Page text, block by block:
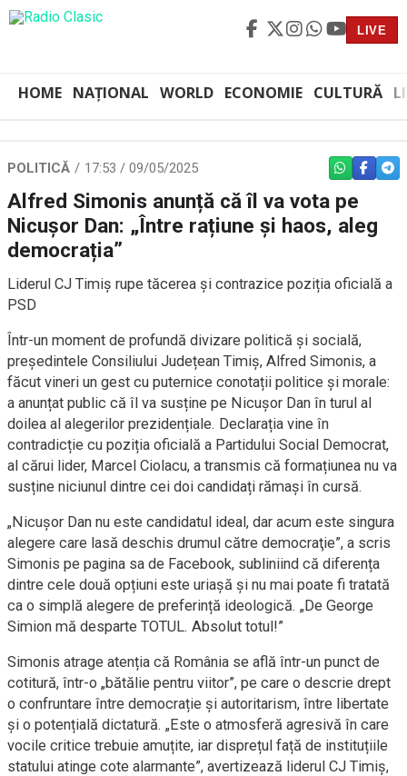
LIVE
HOME NAȚIONAL WORLD ECONOMIE CULTURĂ
POLITICĂ 17:53 / 09/05/2025 WHATSAPP
Alfred Simonis anunță că îl va vota pe
Nicușor Dan: „Între rațiune și haos, aleg
democrația”
Liderul CJ Timiș rupe tăcerea și contrazice poziția oficială a
PSD
Într-un moment de profundă divizare politică și socială,
președintele Consiliului Județean Timiș, Alfred Simonis, a
făcut vineri un gest cu puternice conotații politice și morale:
a anunțat public că îl va susține pe Nicușor Dan în turul al
doilea al alegerilor prezidențiale. Declarația vine în
contradicție cu poziția oficială a Partidului Social Democrat,
al cărui lider, Marcel Ciolacu, a transmis că formațiunea nu va
susține niciunul dintre cei doi candidați rămași în cursă.
„Nicuşor Dan nu este candidatul ideal, dar acum este singura
alegere care lasă deschis drumul către democraţie”, a scris
Simonis pe pagina sa de Facebook, subliniind că diferența
dintre cele două opțiuni este uriașă și nu mai poate fi tratată
ca o simplă alegere de preferință ideologică. „De George
Simion mă desparte TOTUL. Absolut totul!”
Simonis atrage atenția că România se află într-un punct de
cotitură, într-o „bătălie pentru viitor”, pe care o descrie drept
o confruntare între democrație și autoritarism, între libertate
și o potențială dictatură. „Este o atmosferă agresivă în care
vocile critice trebuie amuțite, iar disprețul față de instituțiile
statului atinge cote alarmante”, avertizează liderul CJ Timiș,